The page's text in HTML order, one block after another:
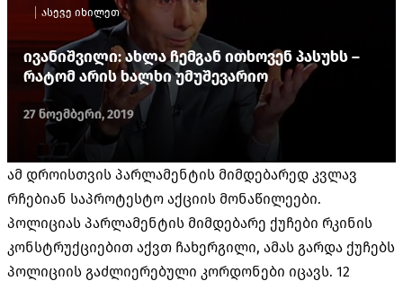
ასევე იხილეთ
ივანიშვილი: ახლა ჩემგან ითხოვენ პასუხს –
რატომ არის ხალხი უმუშევარიო
27 ნოემბერი, 2019
ამ დროისთვის პარლამენტის მიმდებარედ კვლავ
რჩებიან საპროტესტო აქციის მონაწილეები.
პოლიციას პარლამენტის მიმდებარე ქუჩები რკინის
კონსტრუქციებით აქვთ ჩახერგილი, ამას გარდა ქუჩებს
პოლიციის გაძლიერებული კორდონები იცავს. 12